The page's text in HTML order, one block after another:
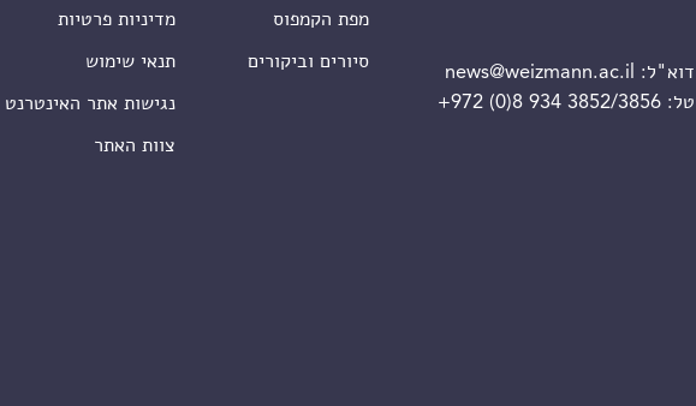
דוא"ל:
news@weizmann.ac.il
טל:+972 (0)8 934 3852/3856
מפת הקמפוס
סיורים וביקורים
מדיניות פרטיות
תנאי שימוש
נגישות אתר האינטרנט
צוות האתר